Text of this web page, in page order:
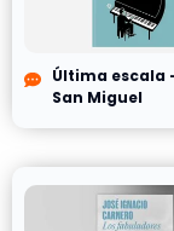
Última escala
San Miguel